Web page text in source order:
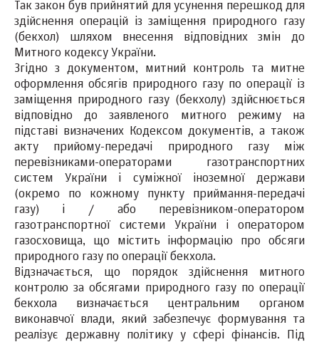
Так закон був прийнятий для усунення перешкод для
здійснення операцій із заміщення природного газу
(бекхол) шляхом внесення відповідних змін до
Митного кодексу України.
Згідно з документом, митний контроль та митне
оформлення обсягів природного газу по операції із
заміщення природного газу (бекхолу) здійснюється
відповідно до заявленого митного режиму на
підставі визначених Кодексом документів, а також
акту прийому-передачі природного газу між
перевізниками-операторами газотранспортних
систем України і суміжної іноземної держави
(окремо по кожному пункту приймання-передачі
газу) і / або перевізником-оператором
газотранспортної системи України і оператором
газосховища, що містить інформацію про обсяги
природного газу по операції бекхола.
Відзначається, що порядок здійснення митного
контролю за обсягами природного газу по операції
бекхола визначається центральним органом
виконавчої влади, який забезпечує формування та
реалізує державну політику у сфері фінансів. Під